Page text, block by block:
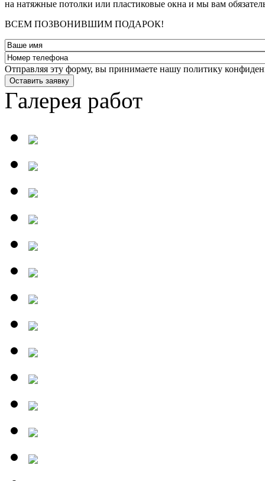
на натяжные потолки или пластиковые окна и мы вам
ВСЕМ ПОЗВОНИВШИМ ПОДАРОК!
Отправляя эту форму, вы принимаете нашу политику
Оставить заявку
Галерея работ